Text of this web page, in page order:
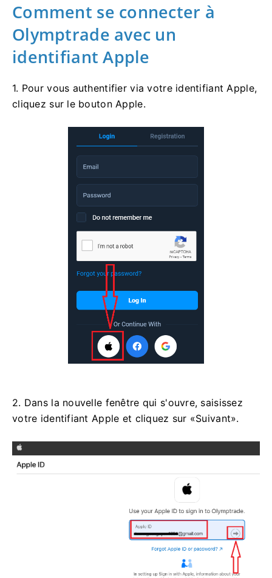
Comment se connecter à
Olymptrade avec un
identifiant Apple
1. Pour vous authentifier via votre identifiant Apple,
cliquez sur le bouton Apple.
2. Dans la nouvelle fenêtre qui s'ouvre, saisissez
votre identifiant Apple et cliquez sur «Suivant».